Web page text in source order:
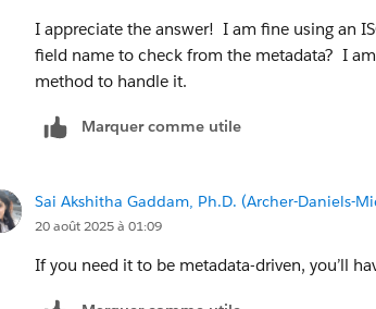
I appreciate the answer! I am fine using an
field name to check from the metadata? I
method to handle it.
Marquer comme utile
Sai Akshitha Gaddam, Ph.D. (Archer-Daniels-
20 août 2025 à 01:09
If you need it to be metadata-driven, you’ll